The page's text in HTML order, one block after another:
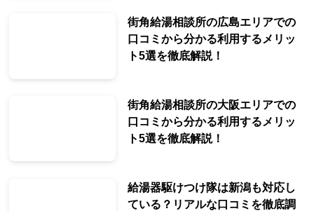
街角給湯相談所の広島エリアでの
口コミから分かる利用するメリッ
ト5選を徹底解説！
街角給湯相談所の大阪エリアでの
口コミから分かる利用するメリッ
ト5選を徹底解説！
給湯器駆けつけ隊は新潟も対応し
ている？リアルな口コミを徹底調